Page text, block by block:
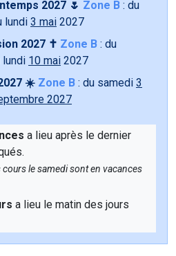
2027 🌷 Zone B : du
lundi 3 mai 2027
2027 ✝️ Zone B : du
lundi 10 mai 2027
☀️ Zone B : du samedi 3
2027
a lieu après le dernier
le samedi sont en vacances
a lieu le matin des jours